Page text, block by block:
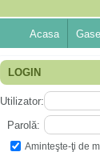
Acasa
LOGIN
Utilizator:
Parolă:
Aminteşte-ţi de